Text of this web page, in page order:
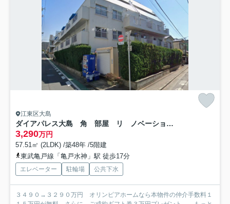
江東区大島
ダイアパレス大島 角 部屋 リ ノベーション済
3,290万円
57.51㎡ (2LDK) /築48年 /5階建
東武亀戸線「亀戸水神」駅 徒歩17分
エレベーター 駐輪場 公共下水
３４９０→３２９０万円 オリンピアホームなら本物件の仲介手数料１